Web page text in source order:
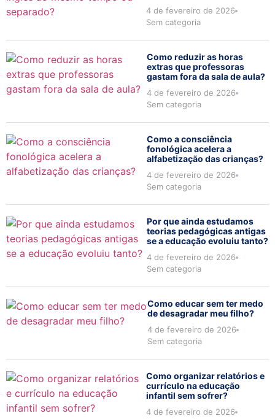
4 de fevereiro de 2026
Sem categoria
Como reduzir as horas
extras que professoras
gastam fora da sala de aula?
4 de fevereiro de 2026
Sem categoria
Como a consciência
fonológica acelera a
alfabetização das crianças?
4 de fevereiro de 2026
Sem categoria
Por que ainda estudamos
teorias pedagógicas antigas
se a educação evoluiu tanto?
4 de fevereiro de 2026
Sem categoria
Como educar sem ter medo
de desagradar meu filho?
4 de fevereiro de 2026
Sem categoria
Como organizar relatórios e
currículo na educação
infantil sem sofrer?
4 de fevereiro de 2026